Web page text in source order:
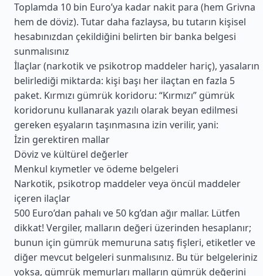
Toplamda 10 bin Euro’ya kadar nakit para (hem Grivna
hem de döviz). Tutar daha fazlaysa, bu tutarın kişisel
hesabınızdan çekildiğini belirten bir banka belgesi
sunmalısınız
İlaçlar (narkotik ve psikotrop maddeler hariç), yasaların
belirlediği miktarda: kişi başı her ilaçtan en fazla 5
paket. Kırmızı gümrük koridoru: “Kırmızı” gümrük
koridorunu kullanarak yazılı olarak beyan edilmesi
gereken eşyaların taşınmasına izin verilir, yani:
İzin gerektiren mallar
Döviz ve kültürel değerler
Menkul kıymetler ve ödeme belgeleri
Narkotik, psikotrop maddeler veya öncül maddeler
içeren ilaçlar
500 Euro’dan pahalı ve 50 kg’dan ağır mallar. Lütfen
dikkat! Vergiler, malların değeri üzerinden hesaplanır;
bunun için gümrük memuruna satış fişleri, etiketler ve
diğer mevcut belgeleri sunmalısınız. Bu tür belgeleriniz
yoksa, gümrük memurları malların gümrük değerini